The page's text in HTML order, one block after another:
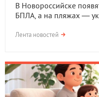
В Новороссийске
БПЛА, а на пляжах —
Лента новостей